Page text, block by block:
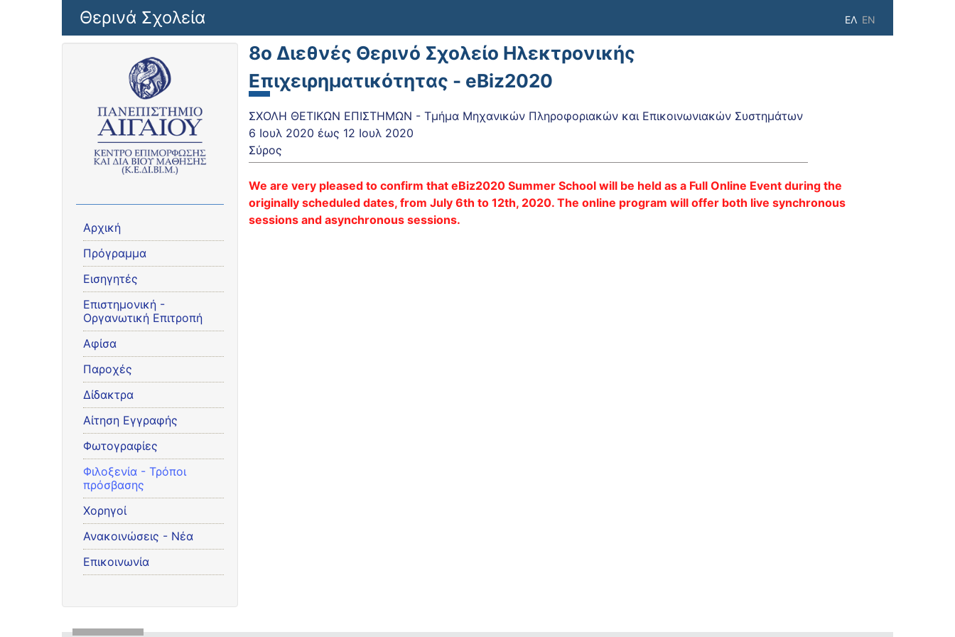
Παράκαμψη προς το κυρίως περιεχόμενο
Θερινά Σχολεία EN
ΕΛ
Αρχική
Πρόγραμμα
Εισηγητές
Eπιστημονική -
Οργανωτική Επιτροπή
Αφίσα
Παροχές
Δίδακτρα
Αίτηση Εγγραφής
Φωτογραφίες
Φιλοξενία - Τρόποι
πρόσβασης
Χορηγοί
Ανακοινώσεις - Νέα
Επικοινωνία
8ο Διεθνές Θερινό Σχολείο Ηλεκτρονικής
Επιχειρηματικότητας - eBiz2020
ΣΧΟΛΗ ΘΕΤΙΚΩΝ ΕΠΙΣΤΗΜΩΝ - Τμήμα Μηχανικών Πληροφοριακών και Επικοινωνιακών Συστημάτων
6 Ιουλ 2020 έως 12 Ιουλ 2020
Σύρος
We are very pleased to confirm that eBiz2020 Summer School will be held as a Full Online Event during the
originally scheduled dates, from July 6th to 12th, 2020. The online program will offer both live synchronous
sessions and asynchronous sessions.